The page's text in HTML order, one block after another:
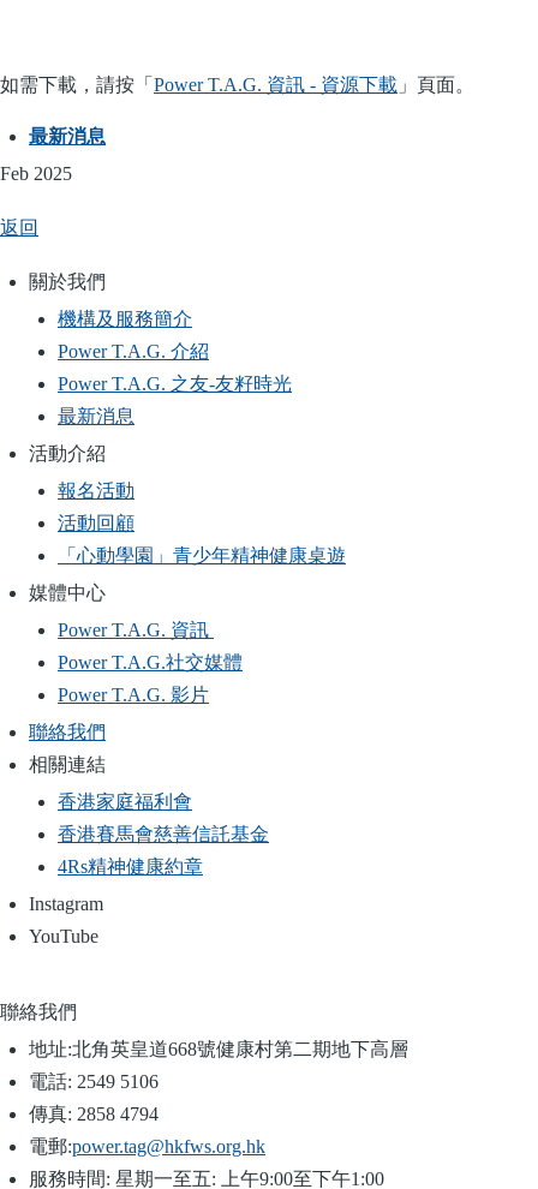
如需下載，請按「 Power T.A.G. 資訊 - 資源下載 」頁面。
最新消息
Feb 2025
返回
Main
navigation
關於我們
機構及服務簡介
Power T.A.G. 介紹
Power T.A.G. 之友-友籽時光
最新消息
活動介紹
報名活動
活動回顧
「心動學園」青少年精神健康桌遊
媒體中心
Power T.A.G. 資訊
Power T.A.G.社交媒體
Power T.A.G. 影片
聯絡我們
相關連結
香港家庭福利會
香港賽馬會慈善信託基金
4Rs精神健康約章
Instagram
YouTube
聯絡我們
地址:北角英皇道668號健康村第二期地下高層
電話: 2549 5106
傳真: 2858 4794
電郵:power.tag@hkfws.org.hk
服務時間: 星期一至五: 上午9:00至下午1:00